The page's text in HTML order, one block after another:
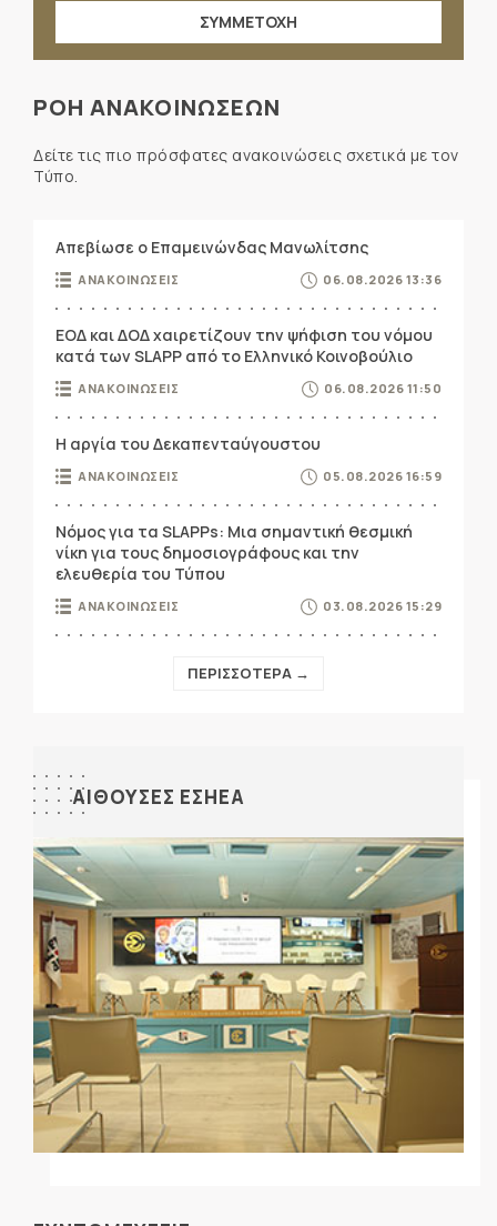
ΣΥΜΜΕΤΟΧΗ
ΡΟΗ ΑΝΑΚΟΙΝΩΣΕΩΝ
Δείτε τις πιο πρόσφατες ανακοινώσεις σχετικά με τον
Τύπο.
Απεβίωσε ο Επαμεινώνδας Μανωλίτσης
ΑΝΑΚΟΙΝΩΣΕΙΣ 06.08.2026 13:36
ΕΟΔ και ΔΟΔ χαιρετίζουν την ψήφιση του νόμου
κατά των SLAPP από το Ελληνικό Κοινοβούλιο
ΑΝΑΚΟΙΝΩΣΕΙΣ 06.08.2026 11:50
Η αργία του Δεκαπενταύγουστου
ΑΝΑΚΟΙΝΩΣΕΙΣ 05.08.2026 16:59
Νόμος για τα SLAPPs: Μια σημαντική θεσμική
νίκη για τους δημοσιογράφους και την
ελευθερία του Τύπου
ΑΝΑΚΟΙΝΩΣΕΙΣ 03.08.2026 15:29
ΠΕΡΙΣΣΟΤΕΡΑ →
ΑΙΘΟΥΣΕΣ ΕΣΗΕΑ